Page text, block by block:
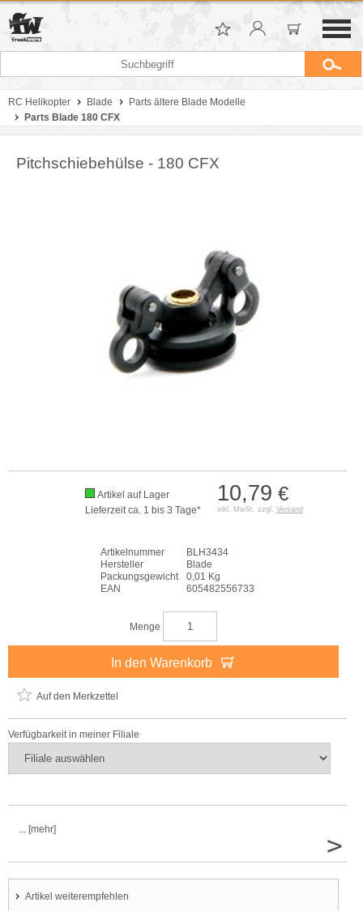
RC Helikopter Blade
Parts ältere Blade Modelle
Parts Blade 180 CFX
Pitchschiebehülse - 180 CFX
10,79 €
inkl. MwSt. zzgl. Versand
Artikel auf Lager
Lieferzeit ca. 1 bis 3 Tage*
Artikelnummer
BLH3434
Hersteller
Blade
Packungsgewicht
0,01 Kg
EAN
605482556733
Menge
In den Warenkorb
Auf den Merkzettel
Verfügbarkeit in meiner Filiale
... [mehr]
>
Artikel weiterempfehlen